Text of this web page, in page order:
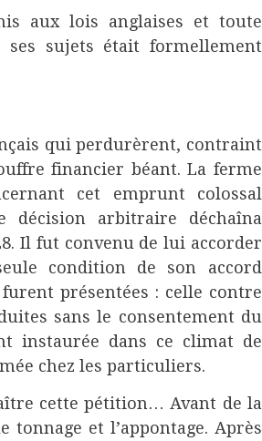
aux lois anglaises et toute
sujets était formellement
qui perdurèrent, contraint
financier béant. La ferme
cet emprunt colossal
arbitraire déchaîna
Il fut convenu de lui accorder
condition de son accord
présentées : celle contre
sans le consentement du
instaurée dans ce climat de
chez les particuliers.
cette pétition… Avant de la
et l’appontage. Après